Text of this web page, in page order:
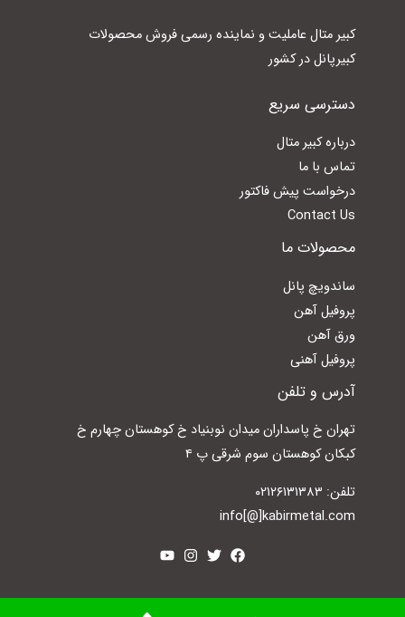
کبیر متال عاملیت و نماینده رسمی فروش محصولات
کبیرپانل در کشور
دسترسی سریع
درباره کبیر متال
تماس با ما
درخواست پیش فاکتور
Contact Us
محصولات ما
ساندویچ پانل
پروفیل آهن
ورق آهن
پروفیل آهنی
آدرس و تلفن
تهران خ پاسداران میدان نوبنیاد خ کوهستان چهارم خ
کبکان کوهستان سوم شرقی پ ۴
تلفن: ۰۲۱۲۶۱۳۱۳۸۳
info[@]kabirmetal.com